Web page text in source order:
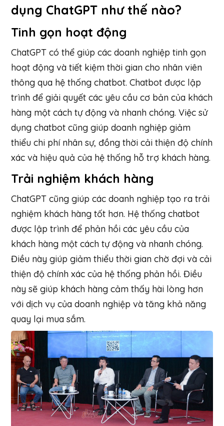
dụng ChatGPT như thế nào?
Tinh gọn hoạt động
ChatGPT có thể giúp các doanh nghiệp tinh gọn
hoạt động và tiết kiệm thời gian cho nhân viên
thông qua hệ thống chatbot. Chatbot được lập
trình để giải quyết các yêu cầu cơ bản của khách
hàng một cách tự động và nhanh chóng. Việc sử
dụng chatbot cũng giúp doanh nghiệp giảm
thiểu chi phí nhân sự, đồng thời cải thiện độ chính
xác và hiệu quả của hệ thống hỗ trợ khách hàng.
Trải nghiệm khách hàng
ChatGPT cũng giúp các doanh nghiệp tạo ra trải
nghiệm khách hàng tốt hơn. Hệ thống chatbot
được lập trình để phản hồi các yêu cầu của
khách hàng một cách tự động và nhanh chóng.
Điều này giúp giảm thiểu thời gian chờ đợi và cải
thiện độ chính xác của hệ thống phản hồi. Điều
này sẽ giúp khách hàng cảm thấy hài lòng hơn
với dịch vụ của doanh nghiệp và tăng khả năng
quay lại mua sắm.